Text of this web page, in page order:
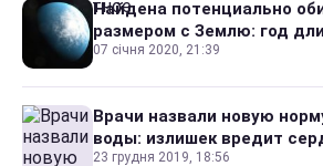
Найдена потенциально
размером с Землю: год
07 січня 2020, 21:39
Врачи назвали новую
воды: излишек вредит
23 грудня 2019, 18:56